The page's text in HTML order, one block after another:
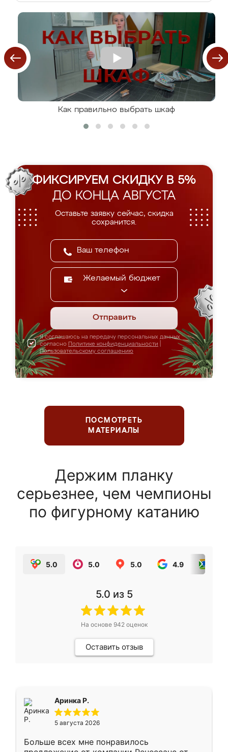
Как правильно выбрать шкаф
ФИКСИРУЕМ СКИДКУ В 5%
ДО КОНЦА АВГУСТА
Оставьте заявку сейчас, скидка
сохранится.
Желаемый бюджет
Отправить
Я соглашаюсь на передачу персональных данных
согласно Политике конфиденциальности
Пользовательскому соглашению
ПОСМОТРЕТЬ
МАТЕРИАЛЫ
Держим планку
серьезнее, чем чемпионы
по фигурному катанию
5.0 5.0 5.0 4.9
5.0 из 5
На основе 942оценок
Оставить отзыв
Аринка Р.
5 августа 2026
Больше всех мне понравилось